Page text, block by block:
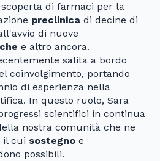
di farmaci per la
preclinica di decine di
di nuove
e altro ancora.
salita a bordo
coinvolgimento, portando
di esperienza nella
In questo ruolo, Sara
scientifici in continua
nostra comunità che ne
il cui sostegno e
possibili.